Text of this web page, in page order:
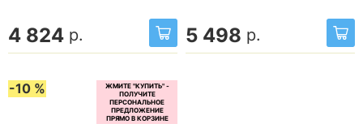
4 824 р. 5 498 р.
-10 %